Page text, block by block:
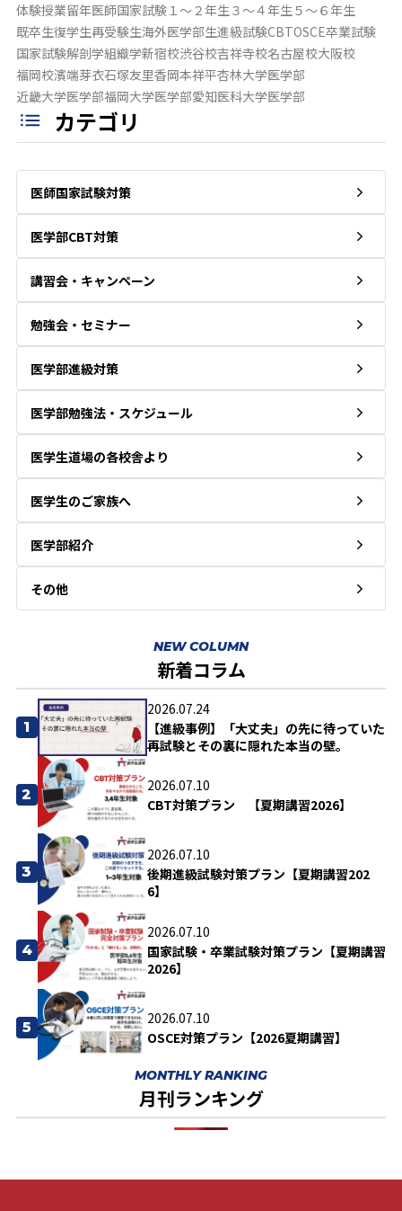
体験授業留年医師国家試験１～２年生３～４年生５～６年生
既卒生復学生再受験生海外医学部生進級試験CBTOSCE卒業試験
国家試験解剖学組織学新宿校渋谷校吉祥寺校名古屋校大阪校
福岡校濱端芽衣石塚友里香岡本祥平杏林大学医学部
近畿大学医学部福岡大学医学部愛知医科大学医学部
カテゴリ
医師国家試験対策
医学部CBT対策
講習会・キャンペーン
勉強会・セミナー
医学部進級対策
医学部勉強法・スケジュール
医学生道場の各校舎より
医学生のご家族へ
医学部紹介
その他
NEW COLUMN
新着コラム
1
2026.07.24
【進級事例】「大丈夫」の先に待っていた
再試験とその裏に隠れた本当の壁。
2
2026.07.10
CBT対策プラン 【夏期講習2026】
3
2026.07.10
後期進級試験対策プラン【夏期講習202
6】
4
2026.07.10
国家試験・卒業試験対策プラン【夏期講習
2026】
5
2026.07.10
OSCE対策プラン【2026夏期講習】
MONTHLY RANKING
月刊ランキング